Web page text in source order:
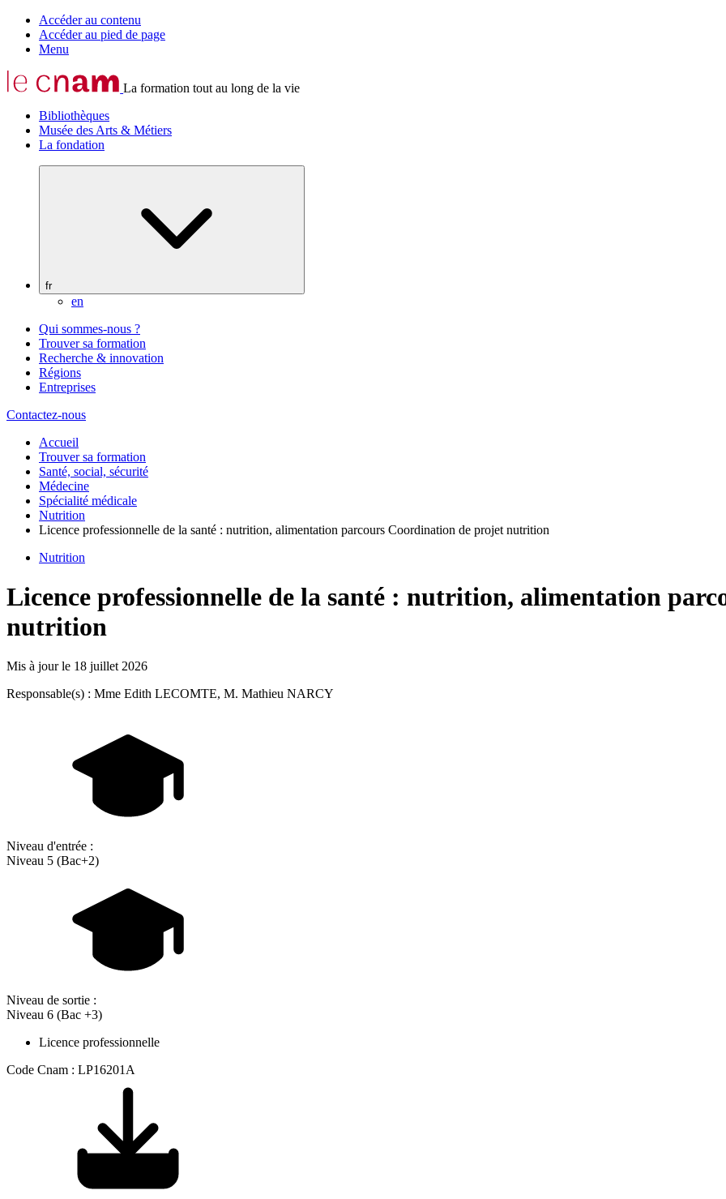
Accéder au contenu
Accéder au pied de page
Menu
La formation tout au long de la vie
Bibliothèques
Musée des Arts & Métiers
La fondation
fr
en
Qui sommes-nous ?
Trouver sa formation
Recherche & innovation
Régions
Entreprises
Contactez-nous
Accueil
Trouver sa formation
Santé, social, sécurité
Médecine
Spécialité médicale
Nutrition
Licence professionnelle de la santé : nutrition, alimentation parcours Coordination de projet nutrition
Nutrition
Licence professionnelle de la santé : nutrition, alimentation
nutrition
Mis à jour le 18 juillet 2026
Responsable(s) : Mme Edith LECOMTE, M. Mathieu NARCY
Niveau d'entrée :
Niveau 5 (Bac+2)
Niveau de sortie :
Niveau 6 (Bac +3)
Licence professionnelle
Code Cnam : LP16201A